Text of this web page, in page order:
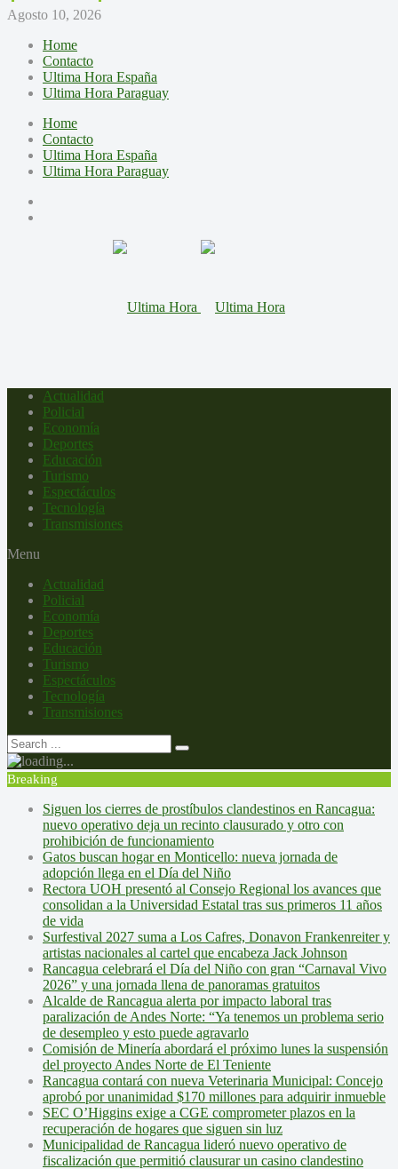
Agosto 10, 2026
Home
Contacto
Ultima Hora España
Ultima Hora Paraguay
Home
Contacto
Ultima Hora España
Ultima Hora Paraguay
Actualidad
Policial
Economía
Deportes
Educación
Turismo
Espectáculos
Tecnología
Transmisiones
Menu
Actualidad
Policial
Economía
Deportes
Educación
Turismo
Espectáculos
Tecnología
Transmisiones
Breaking
Siguen los cierres de prostíbulos clandestinos en Rancagua:
nuevo operativo deja un recinto clausurado y otro con
prohibición de funcionamiento
Gatos buscan hogar en Monticello: nueva jornada de
adopción llega en el Día del Niño
Rectora UOH presentó al Consejo Regional los avances que
consolidan a la Universidad Estatal tras sus primeros 11 años
de vida
Surfestival 2027 suma a Los Cafres, Donavon Frankenreiter y
artistas nacionales al cartel que encabeza Jack Johnson
Rancagua celebrará el Día del Niño con gran “Carnaval Vivo
2026” y una jornada llena de panoramas gratuitos
Alcalde de Rancagua alerta por impacto laboral tras
paralización de Andes Norte: “Ya tenemos un problema serio
de desempleo y esto puede agravarlo
Comisión de Minería abordará el próximo lunes la suspensión
del proyecto Andes Norte de El Teniente
Rancagua contará con nueva Veterinaria Municipal: Concejo
aprobó por unanimidad $170 millones para adquirir inmueble
SEC O’Higgins exige a CGE comprometer plazos en la
recuperación de hogares que siguen sin luz
Municipalidad de Rancagua lideró nuevo operativo de
fiscalización que permitió clausurar un casino clandestino